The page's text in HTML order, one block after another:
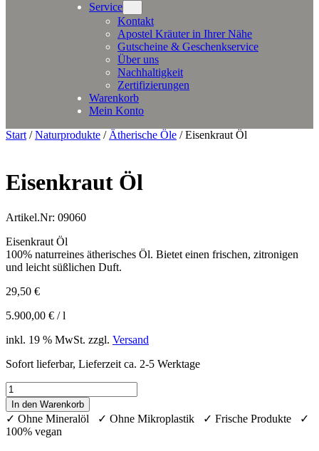
Service
Kontakt
Apostel Kräuter in Ihrer Nähe
Gutscheine & Geschenkservice
Über uns
Nachhaltigkeit
Zertifizierungen
Warenkorb
Mein Konto
Start /Naturprodukte / Ätherische Öle / Eisenkraut Öl
Eisenkraut Öl
Artikel.Nr: 09060
Eisenkraut Öl
100% naturreines ätherisches Öl. Bietet einen frischen, zitronigen
und leicht süßlichen Duft.
29,50 €
5.900,00 € /l
inkl. 19 % MwSt. zzgl. Versand
Sofort lieferbar, Lieferzeit ca. 2-5 Werktage
Eisenkraut
Öl
Menge
In den Warenkorb
✓ Ohne Mineralöl ✓ Ohne Mikroplastik ✓ Frische Produkte ✓
100% vegan